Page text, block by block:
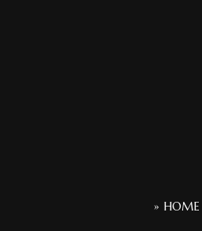
» HOME